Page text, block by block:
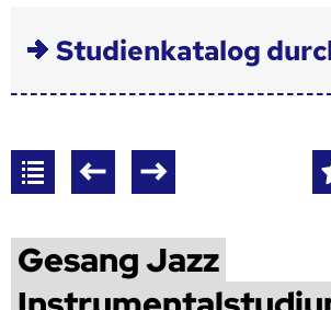
Studienkatalog
Gesang Jazz